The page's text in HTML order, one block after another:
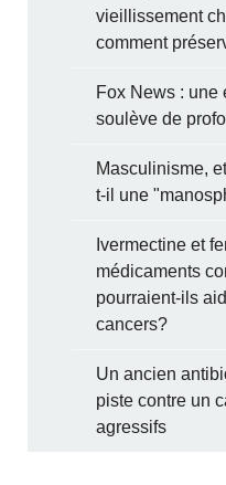
vieillissement
comment
Fox News : une
soulève de
Masculinisme,
t-il une
Ivermectine et
médicaments
pourraient-ils
cancers?
Un ancien
piste contre un
agressifs